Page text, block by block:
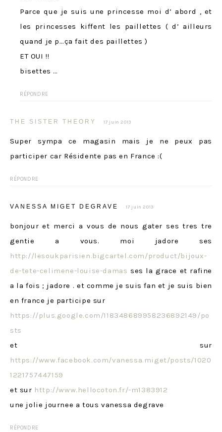
Parce que je suis une princesse moi d’ abord , et
les princesses kiffent les paillettes ( d’ ailleurs
quand je p…ça fait des paillettes )
ET OUI !!
bisettes …
RÉPONDRE
THE SISTER THEORY 17 juin 2013
Super sympa ce magasin mais je ne peux pas
participer car Résidente pas en France :(
RÉPONDRE
VANESSA MIGET DEGRAVE 17 juin 2013
bonjour et merci a vous de nous gater ses tres tre
gentie a vous. moi jadore ses
http://lesoukparisien.bigcartel.com/product/bijoux-
de-tete-celimene-louise-damas ses la grace et rafine
a la fois ; jadore . et comme je suis fan et je suis bien
en france je participe sur
https://plus.google.com/118348689958236892149/po
sts
et sur
https://www.facebook.com/vanessa.miget/posts/1020
1221757447159
et sur http://www.hellocoton.fr/-m1383912
une jolie journee a tous vanessa degrave
RÉPONDRE